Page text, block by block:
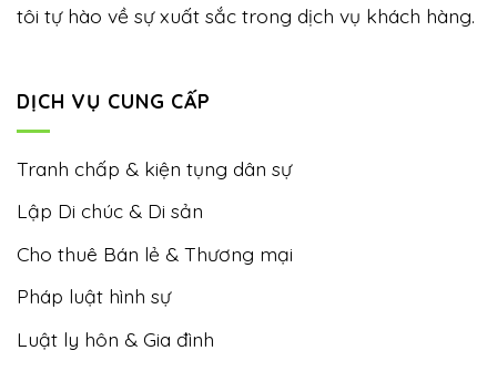
tôi tự hào về sự xuất sắc trong dịch vụ khách hàng.
DỊCH VỤ CUNG CẤP
Tranh chấp & kiện tụng dân sự
Lập Di chúc & Di sản
Cho thuê Bán lẻ & Thương mại
Pháp luật hình sự
Luật ly hôn & Gia đình